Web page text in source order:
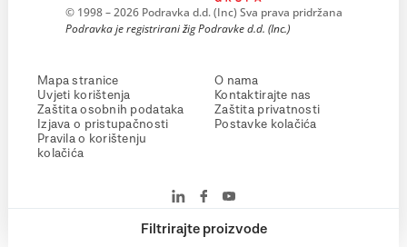
Filtrirajte proizvode
© 1998 – 2026 Podravka d.d. (Inc) Sva prava pridržana
Podravka je registrirani žig Podravke d.d. (Inc.)
Mapa stranice
Uvjeti korištenja
Zaštita osobnih podataka
Izjava o pristupačnosti
Pravila o korištenju
kolačića
O nama
Kontaktirajte nas
Zaštita privatnosti
Postavke kolačića